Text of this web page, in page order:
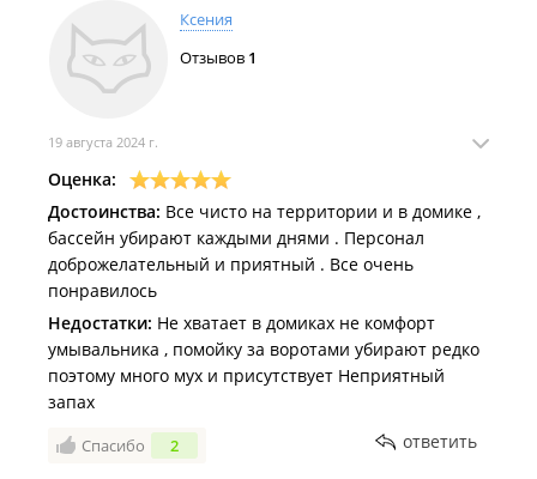
Ксения
Отзывов 1
19 августа 2024 г.
Оценка:
Достоинства: Все чисто на территории и в домике ,
бассейн убирают каждыми днями . Персонал
доброжелательный и приятный . Все очень
понравилось
Недостатки: Не хватает в домиках не комфорт
умывальника , помойку за воротами убирают редко
поэтому много мух и присутствует Неприятный
запах
Спасибо 2 ответить